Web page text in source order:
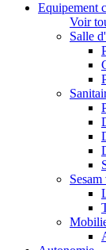
Equipement
Voir
Salle